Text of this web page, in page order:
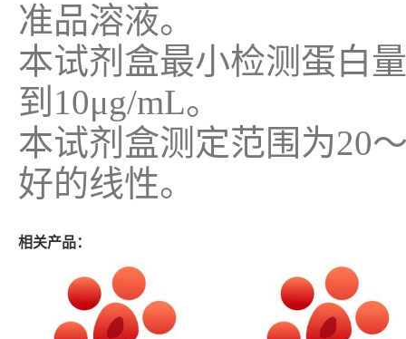
准品溶液。
本试剂盒最小检测蛋白
到10μg/mL。
本试剂盒测定范围为20
好的线性。
相关产品：